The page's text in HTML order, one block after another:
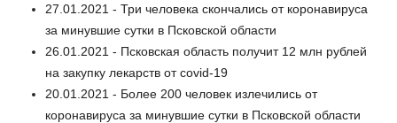
27.01.2021 - Три человека скончались от коронавируса
за минувшие сутки в Псковской области
26.01.2021 - Псковская область получит 12 млн рублей
на закупку лекарств от covid-19
20.01.2021 - Более 200 человек излечились от
коронавируса за минувшие сутки в Псковской области